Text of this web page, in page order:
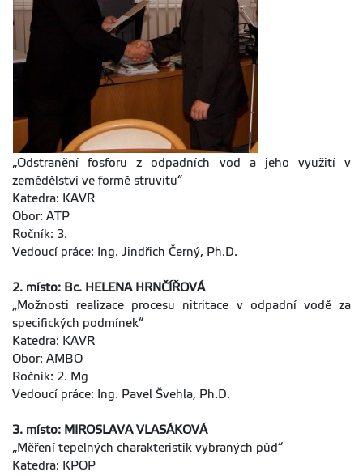
„Odstranění fosforu z odpadních vod a jeho využití v
zemědělství ve formě struvitu“
Katedra: KAVR
Obor: ATP
Ročník: 3.
Vedoucí práce: Ing. Jindřich Černý, Ph.D.
2. místo: Bc. HELENA HRNČÍŘOVÁ
„Možnosti realizace procesu nitritace v odpadní vodě za
specifických podmínek“
Katedra: KAVR
Obor: AMBO
Ročník: 2. Mg
Vedoucí práce: Ing. Pavel Švehla, Ph.D.
3. místo: MIROSLAVA VLASÁKOVÁ
„Měření tepelných charakteristik vybraných půd“
Katedra: KPOP